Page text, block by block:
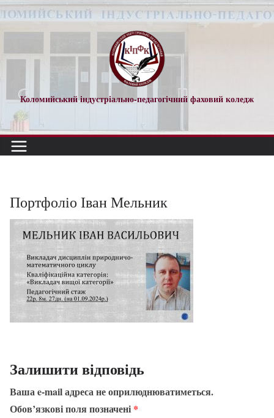
Перейти
до
Коломийський індустріально-педагогічний фаховий коледж
Портфоліо Іван Мельник
Залишити відповідь
Ваша e-mail адреса не оприлюднюватиметься.
Обов’язкові поля позначені *